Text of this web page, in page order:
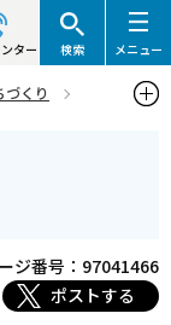
ター 検索 メニュー
づくり
ジ番号：97041466
ポストする